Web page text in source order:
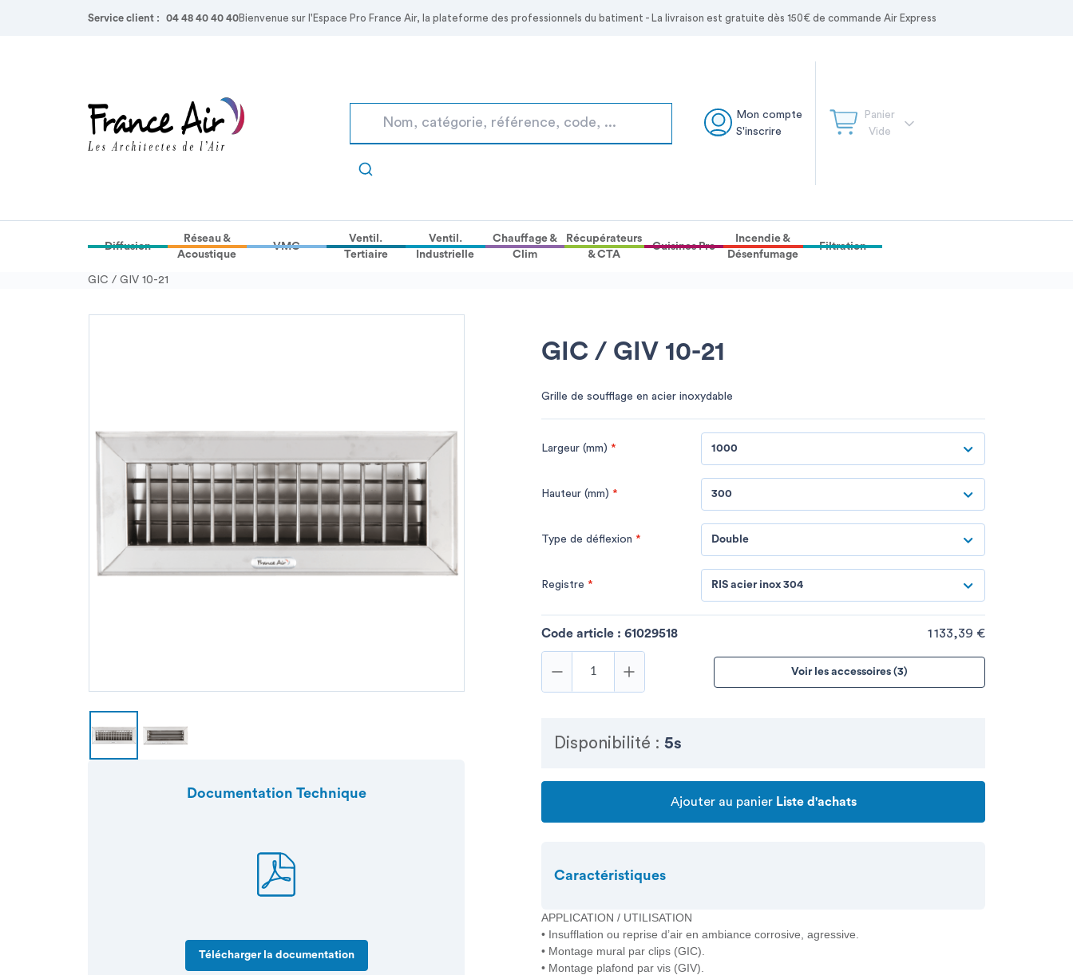
Main
Service client : 04 48 40 40 40Bienvenue sur l'Espace Pro France Air, la plateforme des professionnels du batiment - La livraison est gratuite dès 150€ de commande Air Express
Mon compte
S'inscrire
Panier
Vide
Diffusion
Réseau &
Acoustique
VMC
Ventil.
Tertiaire
Ventil.
Industrielle
Chauffage &
Clim
Récupérateurs
& CTA
Cuisines Pro
Incendie &
Désenfumage
Filtration
GIC / GIV 10-21
GIC / GIV 10-21
Grille de soufflage en acier inoxydable
Documentation Technique
Télécharger la documentation
Largeur (mm) * 1000
Hauteur (mm) * 300
Type de déflexion * Double
Registre * RIS acier inox 304
Code article :61029518 1 133,39 €
Voir les accessoires (3)
Disponibilité :5s
Ajouter au panierListe d'achats
Caractéristiques
APPLICATION / UTILISATION
• Insufflation ou reprise d’air en ambiance corrosive, agressive.
• Montage mural par clips (GIC).
• Montage plafond par vis (GIV).